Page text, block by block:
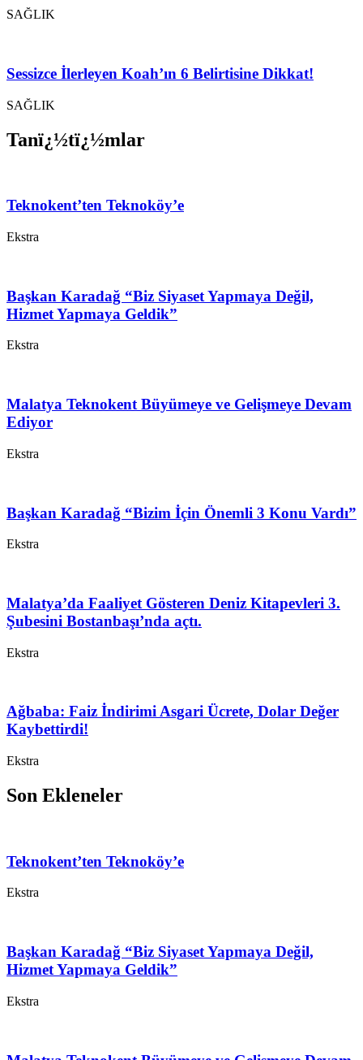
SAĞLIK
Sessizce İlerleyen Koah’ın 6 Belirtisine Dikkat!
SAĞLIK
Tanï¿½tï¿½mlar
Teknokent’ten Teknoköy’e
Ekstra
Başkan Karadağ “Biz Siyaset Yapmaya Değil,
Hizmet Yapmaya Geldik”
Ekstra
Malatya Teknokent Büyümeye ve Gelişmeye Devam
Ediyor
Ekstra
Başkan Karadağ “Bizim İçin Önemli 3 Konu Vardı”
Ekstra
Malatya’da Faaliyet Gösteren Deniz Kitapevleri 3.
Şubesini Bostanbaşı’nda açtı.
Ekstra
Ağbaba: Faiz İndirimi Asgari Ücrete, Dolar Değer
Kaybettirdi!
Ekstra
Son Ekleneler
Teknokent’ten Teknoköy’e
Ekstra
Başkan Karadağ “Biz Siyaset Yapmaya Değil,
Hizmet Yapmaya Geldik”
Ekstra